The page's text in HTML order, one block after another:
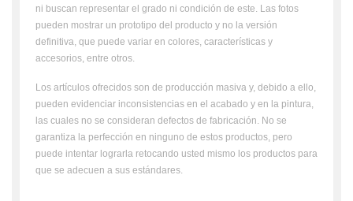
ni buscan representar el grado ni condición de este. Las fotos
pueden mostrar un prototipo del producto y no la versión
definitiva, que puede variar en colores, características y
accesorios, entre otros.
Los artículos ofrecidos son de producción masiva y, debido a ello,
pueden evidenciar inconsistencias en el acabado y en la pintura,
las cuales no se consideran defectos de fabricación. No se
garantiza la perfección en ninguno de estos productos, pero
puede intentar lograrla retocando usted mismo los productos para
que se adecuen a sus estándares.